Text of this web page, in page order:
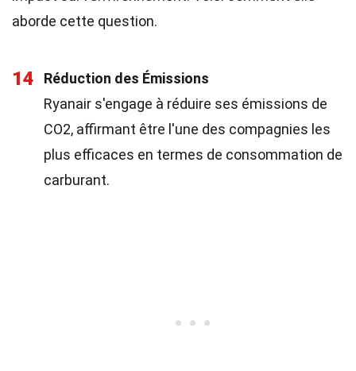
aborde cette question.
14
Réduction des Émissions
Ryanair s'engage à réduire ses émissions de
CO2, affirmant être l'une des compagnies les
plus efficaces en termes de consommation de
carburant.